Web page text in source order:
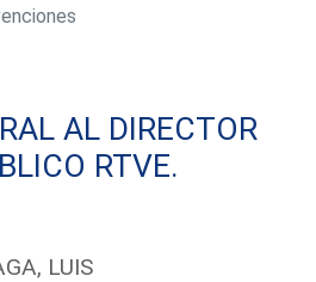
AL DIRECTOR
RTVE.
LUIS